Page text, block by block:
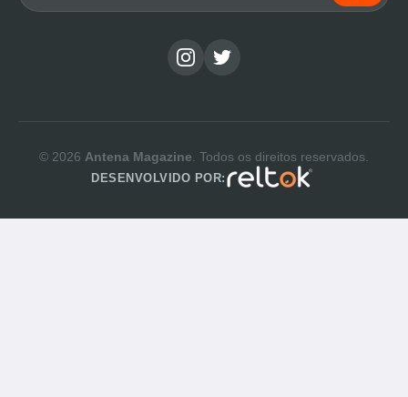
© 2026 Antena Magazine . Todos os direitos reservados.
DESENVOLVIDO POR: